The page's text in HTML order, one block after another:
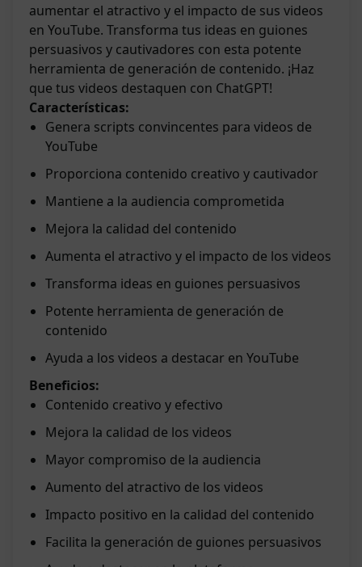
aumentar el atractivo y el impacto de sus videos
en YouTube. Transforma tus ideas en guiones
persuasivos y cautivadores con esta potente
herramienta de generación de contenido. ¡Haz
que tus videos destaquen con ChatGPT!
Características:
Genera scripts convincentes para videos de
YouTube
Proporciona contenido creativo y cautivador
Mantiene a la audiencia comprometida
Mejora la calidad del contenido
Aumenta el atractivo y el impacto de los videos
Transforma ideas en guiones persuasivos
Potente herramienta de generación de
contenido
Ayuda a los videos a destacar en YouTube
Beneficios:
Contenido creativo y efectivo
Mejora la calidad de los videos
Mayor compromiso de la audiencia
Aumento del atractivo de los videos
Impacto positivo en la calidad del contenido
Facilita la generación de guiones persuasivos